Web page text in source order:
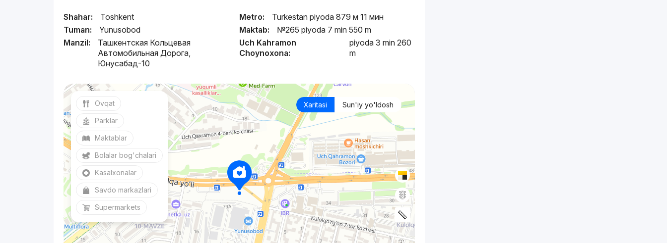
Shahar:
Toshkent
Tuman:
Yunusobod
Manzil:
Ташкентская Кольцевая
Автомобильная Дорога,
Юнусaбад-10
Metro:
Turkestan piyoda 879 м 11 мин
Maktab:
№265 piyoda 7 min 550 m
Uch Kahramon
Choynoxona:
piyoda 3 min 260
m
Xaritasi Sun'iy yo'ldosh
Ovqat
Parklar
Maktablar
Bolalar bog'chalari
Kasalxonalar
Savdo markazlari
Supermarkets